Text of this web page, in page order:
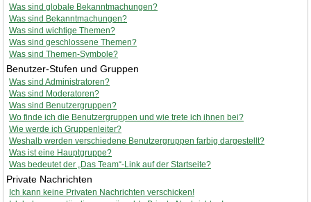
Was sind globale Bekanntmachungen?
Was sind Bekanntmachungen?
Was sind wichtige Themen?
Was sind geschlossene Themen?
Was sind Themen-Symbole?
Benutzer-Stufen und Gruppen
Was sind Administratoren?
Was sind Moderatoren?
Was sind Benutzergruppen?
Wo finde ich die Benutzergruppen und wie trete ich ihnen bei?
Wie werde ich Gruppenleiter?
Weshalb werden verschiedene Benutzergruppen farbig dargestellt?
Was ist eine Hauptgruppe?
Was bedeutet der „Das Team“-Link auf der Startseite?
Private Nachrichten
Ich kann keine Privaten Nachrichten verschicken!